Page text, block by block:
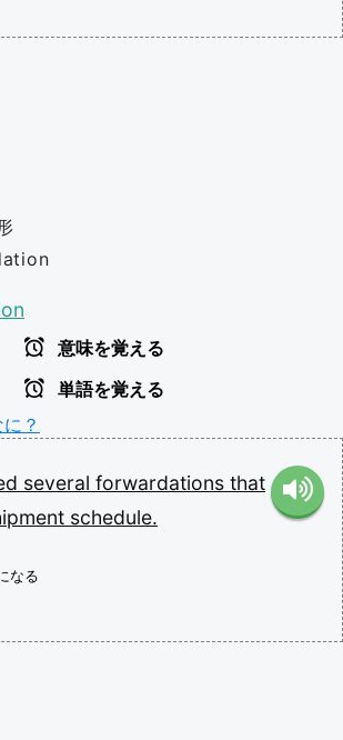
意味を覚える
単語を覚える
？
several forwardations that
schedule.
なる